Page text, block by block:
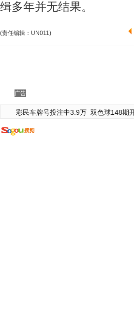
缉多年并无结果。
(责任编辑：UN011)
广告
彩民车牌号投注中3.9万 双色球148期